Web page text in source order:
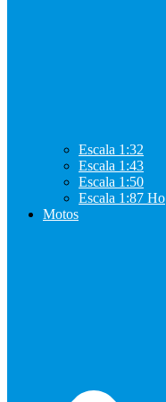
Escala 1:32
Escala 1:43
Escala 1:50
Escala 1:87 Ho
Motos